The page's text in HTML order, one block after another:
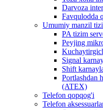
Darvoza
Favqulodda
Umumiy manzil
PA tizim
Peyjing
Signal
Shift
Portlashdan
(ATEX)
Telefon qopqog'i
Telefon